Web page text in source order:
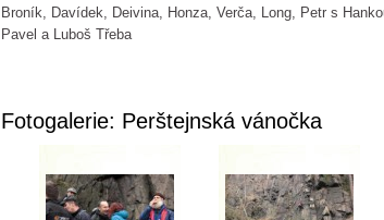
Broník, Davídek, Deivina, Honza, Verča, Long, Petr s
Pavel a Luboš Třeba
Fotogalerie: Perštejnská vánočka